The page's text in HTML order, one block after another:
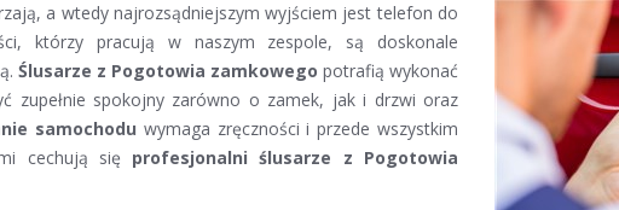
a wtedy najrozsądniejszym wyjściem jest telefon do
którzy pracują w naszym zespole, są doskonale
Ślusarze z Pogotowia zamkowego potrafią wykonać
zupełnie spokojny zarówno o zamek, jak i drzwi oraz
samochodu wymaga zręczności i przede wszystkim
cechują się profesjonalni ślusarze z Pogotowia